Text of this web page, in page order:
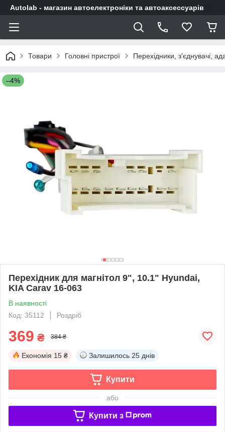
Autolab - магазин автоелектроніки та автоаксессуарів
Товари Головні пристрої Перехідники, з'єднувачі,
–4%
Перехідник для магнітол 9", 10.1" Hyundai,
KIA Carav 16-063
В наявності
Код: 35112
Роздріб
369 ₴ 384 ₴
Економія 15 ₴ Залишилось 25 днів
Купити
або
Купити з